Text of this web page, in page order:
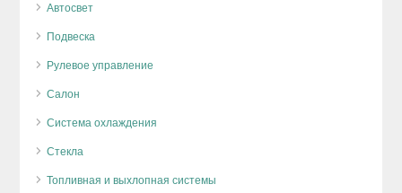
Автосвет
Подвеска
Рулевое управление
Салон
Система охлаждения
Стекла
Топливная и выхлопная системы